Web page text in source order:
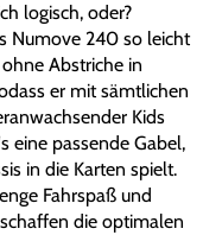
logisch, oder?
Numove 240 so leicht
Abstriche in
er mit sämtlichen
Kids
eine passende Gabel,
in die Karten spielt.
Fahrspaß und
die optimalen